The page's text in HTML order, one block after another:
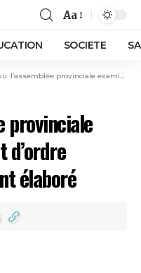
Aa
SOCIETE
provinciale examine le règlement d’ordre intérieur nouvellement élaboré
provinciale
d’ordre
élaboré